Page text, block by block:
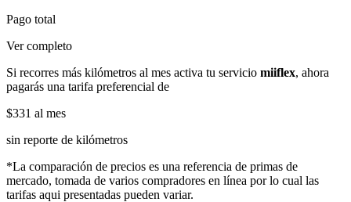
Pago total
Ver completo
Si recorres más kilómetros al mes activa tu servicio miiflex, ahora
pagarás una tarifa preferencial de
$331 al mes
sin reporte de kilómetros
*La comparación de precios es una referencia de primas de
mercado, tomada de varios compradores en línea por lo cual las
tarifas aqui presentadas pueden variar.